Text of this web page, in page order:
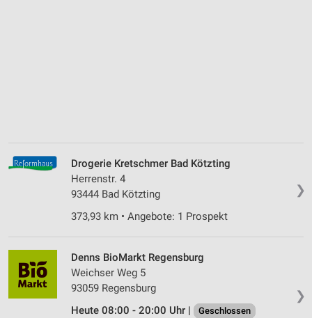
❯
Drogerie Kretschmer Bad Kötzting
Herrenstr. 4
93444 Bad Kötzting
373,93 km • Angebote: 1 Prospekt
❯
Denns BioMarkt Regensburg
Weichser Weg 5
93059 Regensburg
Heute 08:00 - 20:00 Uhr |
Geschlossen